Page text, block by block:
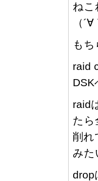
ねこ
（
もち
raid
DSK
raid
たら
削れ
みた
drop